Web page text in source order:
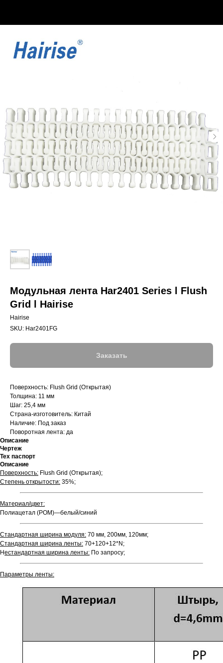
Модульная лента Har2401 Series l Flush
Grid l Hairise
Hairise
SKU: Har2401FG
Заказать
Поверхность: Flush Grid (Открытая)
Толщина: 11 мм
Шаг: 25,4 мм
Страна-изготовитель: Китай
Наличие: Под заказ
Поворотная лента: да
Описание
Чертеж
Тех паспорт
Описание
Поверхность: Flush Grid (Открытая);
Степень открытости: 35%;
Материал/цвет:
Полиацетал (РOM)—белый/синий
Стандартная ширина модуля: 70 мм, 200мм, 120мм;
Стандартная ширина ленты: 70+120+12*N;
Нестандартная ширина ленты: По запросу;
Параметры ленты: